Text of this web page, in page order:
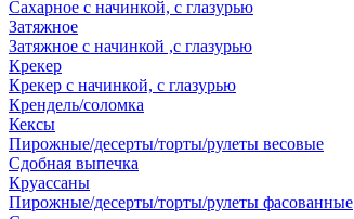
Сахарное с начинкой, с глазурью
Затяжное
Затяжное с начинкой ,с глазурью
Крекер
Крекер с начинкой, с глазурью
Крендель/соломка
Кексы
Пирожные/десерты/торты/рулеты весовые
Сдобная выпечка
Круассаны
Пирожные/десерты/торты/рулеты фасованные